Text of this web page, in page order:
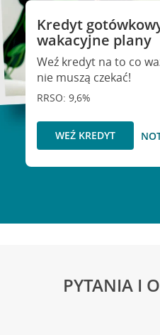
Kredyt
wakacyjne plany
Weź kredyt na to co
nie muszą czekać!
RRSO: 9,6%
WEŹ KREDYT
PYTANIA I